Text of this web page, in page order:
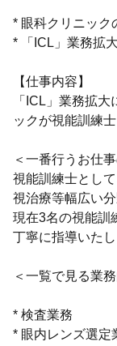
* 眼科クリニック
* 「ICL」業務拡
【仕事内容】
「ICL」業務拡
ックが視能訓練
＜一番行うお仕
視能訓練士とし
視治療等幅広い
現在3名の視能訓
丁寧に指導いたし
＜一覧で見る業
* 検査業務
* 眼内レンズ選定